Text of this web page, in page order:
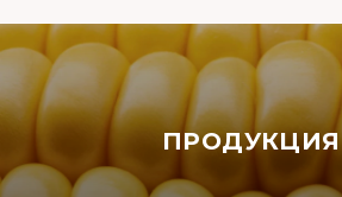
ПРОДУКЦИЯ